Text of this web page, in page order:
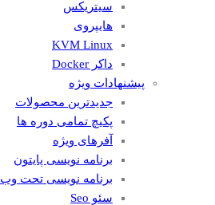
سیتریکس
هایپروی
KVM Linux
داکر Docker
پیشنهادات ویژه
جدیدترین محصولات
پکیچ تمامی دوره ها
آفرهای ویژه
برنامه نویسی پایتون
برنامه نویسی تحت وب
سئو Seo